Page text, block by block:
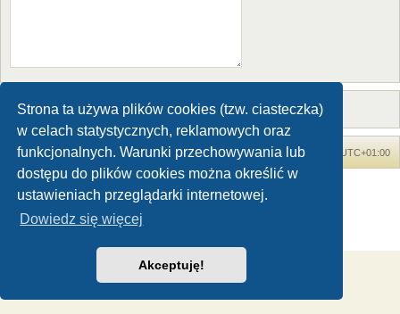
Strona ta używa plików cookies (tzw. ciasteczka)
w celach statystycznych, reklamowych oraz
funkcjonalnych. Warunki przechowywania lub
dostępu do plików cookies można określić w
ustawieniach przeglądarki internetowej.
Dowiedz się więcej
Akceptuję!
Forum Dinozaury.com Strona główna Strefa czasowa UTC+01:00
Technologię dostarczaphpBB® Forum Software © phpBB Limited
Polski pakiet językowy dostarcza